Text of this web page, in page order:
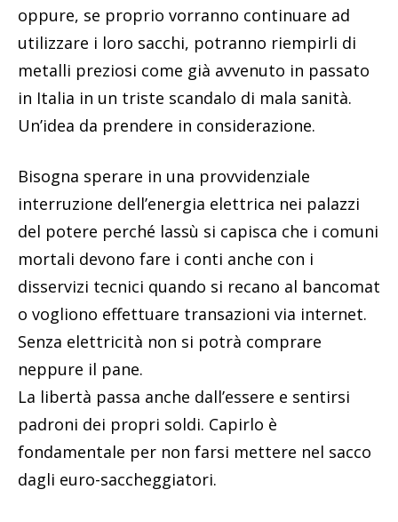
oppure, se proprio vorranno continuare ad
utilizzare i loro sacchi, potranno riempirli di
metalli preziosi come già avvenuto in passato
in Italia in un triste scandalo di mala sanità.
Un’idea da prendere in considerazione.
Bisogna sperare in una provvidenziale
interruzione dell’energia elettrica nei palazzi
del potere perché lassù si capisca che i comuni
mortali devono fare i conti anche con i
disservizi tecnici quando si recano al bancomat
o vogliono effettuare transazioni via internet.
Senza elettricità non si potrà comprare
neppure il pane.
La libertà passa anche dall’essere e sentirsi
padroni dei propri soldi. Capirlo è
fondamentale per non farsi mettere nel sacco
dagli euro-saccheggiatori.